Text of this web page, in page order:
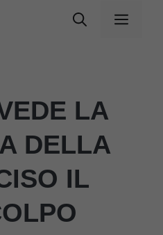
Menu
LA
DELLA
IL